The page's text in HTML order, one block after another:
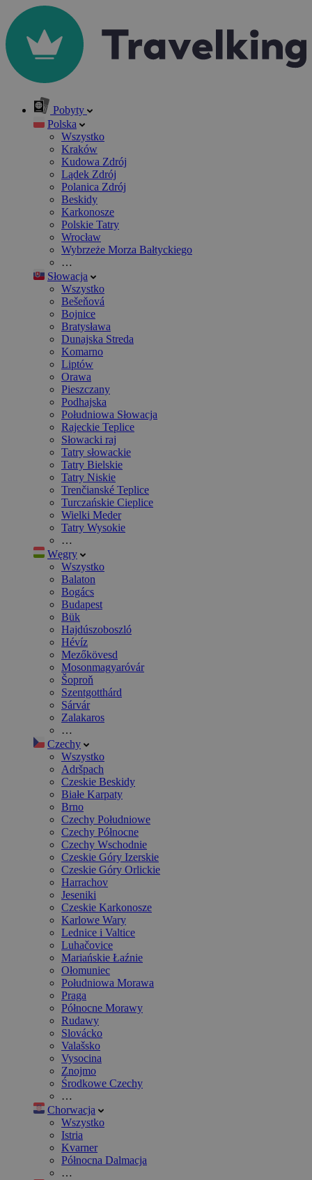
Pobyty
Polska
Wszystko
Kraków
Kudowa Zdrój
Lądek Zdrój
Polanica Zdrój
Beskidy
Karkonosze
Polskie Tatry
Wrocław
Wybrzeże Morza Bałtyckiego
…
Słowacja
Wszystko
Bešeňová
Bojnice
Bratysława
Dunajska Streda
Komarno
Liptów
Orawa
Pieszczany
Podhajska
Południowa Słowacja
Rajeckie Teplice
Słowacki raj
Tatry słowackie
Tatry Bielskie
Tatry Niskie
Trenčianské Teplice
Turczańskie Cieplice
Wielki Meder
Tatry Wysokie
…
Węgry
Wszystko
Balaton
Bogács
Budapest
Bük
Hajdúszoboszló
Hévíz
Mezőkövesd
Mosonmagyaróvár
Šoproň
Szentgotthárd
Sárvár
Zalakaros
…
Czechy
Wszystko
Adršpach
Czeskie Beskidy
Białe Karpaty
Brno
Czechy Południowe
Czechy Północne
Czechy Wschodnie
Czeskie Góry Izerskie
Czeskie Góry Orlickie
Harrachov
Jeseniki
Czeskie Karkonosze
Karlowe Wary
Lednice i Valtice
Luhačovice
Mariańskie Łaźnie
Ołomuniec
Południowa Morawa
Praga
Północne Morawy
Rudawy
Slovácko
Valašsko
Vysocina
Znojmo
Środkowe Czechy
…
Chorwacja
Wszystko
Istria
Kvarner
Północna Dalmacja
…